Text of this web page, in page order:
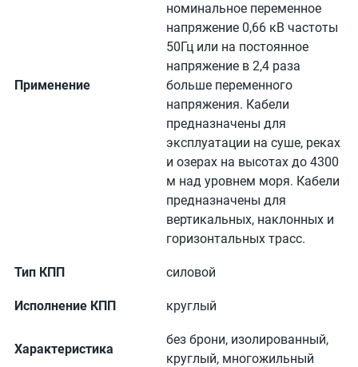
Применение
номинальное переменное
напряжение 0,66 кВ частоты
50Гц или на постоянное
напряжение в 2,4 раза
больше переменного
напряжения. Кабели
предназначены для
эксплуатации на суше, реках
и озерах на высотах до 4300
м над уровнем моря. Кабели
предназначены для
вертикальных, наклонных и
горизонтальных трасс.
Тип КПП силовой
Исполнение КПП круглый
Характеристика
без брони, изолированный,
круглый, многожильный